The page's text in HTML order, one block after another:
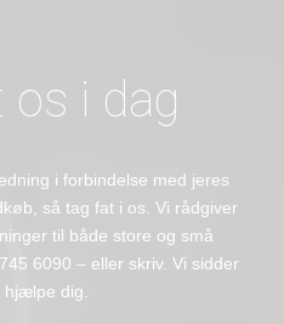
os i dag
i forbindelse med jeres
så tag fat i os. Vi rådgiver
til både store og små
6090 – eller skriv. Vi sidder
hjælpe dig.